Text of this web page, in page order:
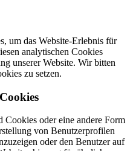
um das Website-Erlebnis für
analytischen Cookies
unserer Website. Wir bitten
zu setzen.
oder eine andere Form
von Benutzerprofilen
oder den Benutzer auf